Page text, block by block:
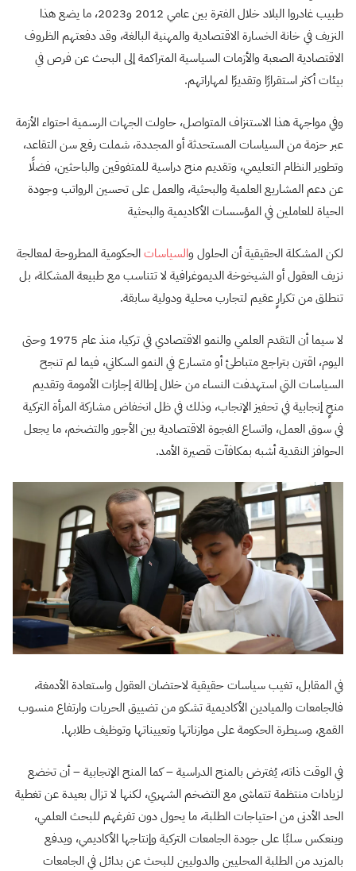
طبيب غادروا البلاد خلال الفترة بين عامي 2012 و2023، ما يضع هذا
النزيف في خانة الخسارة الاقتصادية والمهنية البالغة، وقد دفعتهم الظروف
الاقتصادية الصعبة والأزمات السياسية المتراكمة إلى البحث عن فرص في
بيئات أكثر استقرارًا وتقديرًا لمهاراتهم.
وفي مواجهة هذا الاستنزاف المتواصل، حاولت الجهات الرسمية احتواء الأزمة
عبر حزمة من السياسات المستحدثة أو المجددة، شملت رفع سن التقاعد،
وتطوير النظام التعليمي، وتقديم منح دراسية للمتفوقين والباحثين، فضلًا
عن دعم المشاريع العلمية والبحثية، والعمل على تحسين الرواتب وجودة
الحياة للعاملين في المؤسسات الأكاديمية والبحثية
لكن المشكلة الحقيقية أن الحلول والسياساتالحكومية المطروحة لمعالجة
نزيف العقول أو الشيخوخة الديموغرافية لا تتناسب مع طبيعة المشكلة، بل
تنطلق من تكرارٍ عقيم لتجارب محلية ودولية سابقة.
لا سيما أن التقدم العلمي والنمو الاقتصادي في تركيا، منذ عام 1975 وحتى
اليوم، اقترن بتراجع متباطئ أو متسارع في النمو السكاني، فيما لم تنجح
السياسات التي استهدفت النساء من خلال إطالة إجازات الأمومة وتقديم
منحٍ إنجابية في تحفيز الإنجاب، وذلك في ظل انخفاض مشاركة المرأة التركية
في سوق العمل، واتساع الفجوة الاقتصادية بين الأجور والتضخم، ما يجعل
الحوافز النقدية أشبه بمكافآت قصيرة الأمد.
في المقابل، تغيب سياسات حقيقية لاحتضان العقول واستعادة الأدمغة،
فالجامعات والميادين الأكاديمية تشكو من تضييق الحريات وارتفاع منسوب
القمع، وسيطرة الحكومة على موازناتها وتعييناتها وتوظيف طلابها.
في الوقت ذاته، يُفترض بالمنح الدراسية – كما المنح الإنجابية – أن تخضع
لزيادات منتظمة تتماشى مع التضخم الشهري، لكنها لا تزال بعيدة عن تغطية
الحد الأدنى من احتياجات الطلبة، ما يحول دون تفرغهم للبحث العلمي،
وينعكس سلبًا على جودة الجامعات التركية وإنتاجها الأكاديمي، ويدفع
بالمزيد من الطلبة المحليين والدوليين للبحث عن بدائل في الجامعات